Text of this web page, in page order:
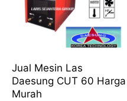
Jual Mesin Las
Daesung CUT 60 Harga
Murah